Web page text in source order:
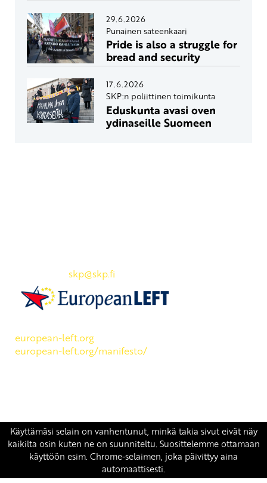
29.6.2026
Punainen sateenkaari
Pride is also a struggle for
bread and security
17.6.2026
SKP:n poliittinen toimikunta
Eduskunta avasi oven
ydinaseille Suomeen
skp@skp.fi
european-left.org
european-left.org/manifesto/
Copyright 2026 © SKP| Tietosuojaseloste